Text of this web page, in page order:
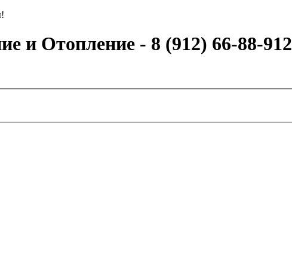
и Отопление - 8 (912) 66-88-912